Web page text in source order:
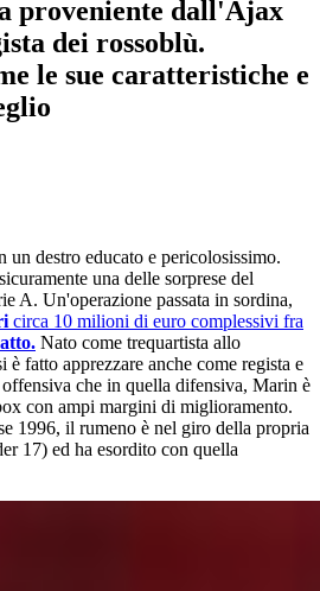
proveniente dall'Ajax
dei rossoblù.
le sue caratteristiche e
un destro educato e pericolosissimo.
una delle sorprese del
A. Un'operazione passata in sordina,
circa 10 milioni di euro complessivi fra
Nato come trequartista allo
fatto apprezzare anche come regista e
che in quella difensiva, Marin è
con ampi margini di miglioramento.
1996, il rumeno è nel giro della propria
17) ed ha esordito con quella